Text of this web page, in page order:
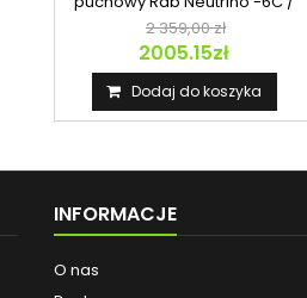
20F Wmns z...
2 359,00 zł
2005.15zł
Dodaj do koszyka
INFORMACJE
O nas